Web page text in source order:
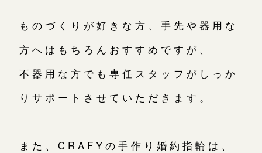
ものづくりが好きな方、手先や器用な
方へはもちろんおすすめですが、
不器用な方でも専任スタッフがしっか
りサポートさせていただきます。
また、CRAFYの手作り婚約指輪は、